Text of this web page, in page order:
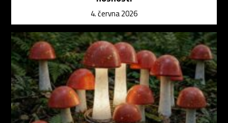
4. června 2026